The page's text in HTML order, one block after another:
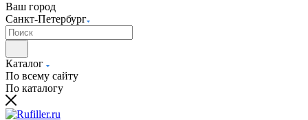
Ваш город
Санкт-Петербург
Каталог
По всему сайту
По каталогу